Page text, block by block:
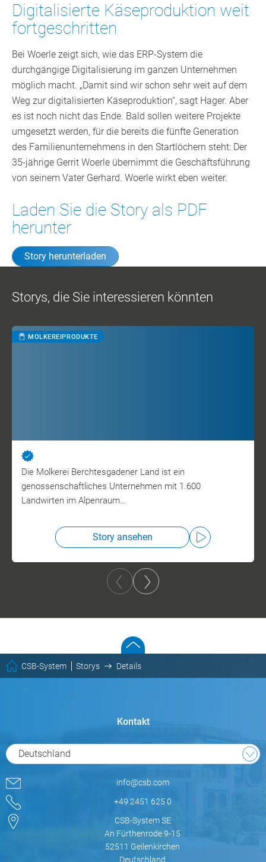
Digitalisierte Käseproduktion weit
fortgeschritten
Bei Woerle zeigt sich, wie das ERP-System die
durchgängige Digitalisierung im ganzen Unternehmen
möglich macht. „Damit sind wir schon sehr weit auf dem
Weg zur digitalisierten Käseproduktion“, sagt Hager. Aber
es ist noch nicht das Ende. Bald sollen weitere Projekte
umgesetzt werden, für die bereits die fünfte Generation
des Familienunternehmens in den Startlöchern steht: Der
35-jährige Gerrit Woerle übernimmt die Geschäftsführung
von seinem Vater Gerhard. Woerle wirkt eben weiter.
Laden Sie die Story als PDF
herunter
Story herunterladen
Storys, die Sie interessieren könnten
MOLKEREIPRODUKTE
Die Molkerei Berchtesgadener Land ist ein
genossenschaftliches Unternehmen mit 1.600
Landwirten im Alpenraum…
Story ansehen
CSB-System Storys Details
Kontakt
Deutschland
info@csb.com
+49 2451 625 0
CSB-System SE
An Fürthenrode 9-15
52511 Geilenkirchen
Deutschland